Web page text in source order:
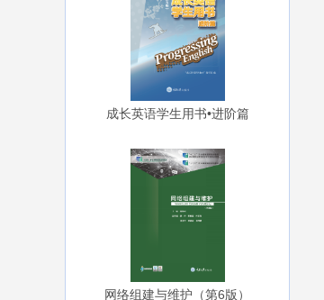
成长英语学生用书•进阶篇
网络组建与维护（第6版）